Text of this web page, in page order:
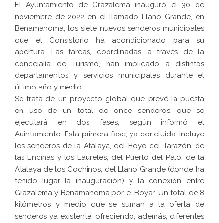
El Ayuntamiento de Grazalema inauguró el 30 de
noviembre de 2022 en el llamado Llano Grande, en
Benamahoma, los siete nuevos senderos municipales
que el Consistorio ha acondicionado para su
apertura. Las tareas, coordinadas a través de la
concejalía de Turismo, han implicado a distintos
departamentos y servicios municipales durante el
último año y medio.
Se trata de un proyecto global que prevé la puesta
en uso de un total de once senderos, que se
ejecutará en dos fases, según informó el
Auintamiento. Esta primera fase, ya concluida, incluye
los senderos de la Atalaya, del Hoyo del Tarazón, de
las Encinas y los Laureles, del Puerto del Palo, de la
Atalaya de los Cochinos, del Llano Grande (donde ha
tenido lugar la inauguración) y la conexión entre
Grazalema y Benamahoma por el Boyar. Un total de 8
kilómetros y medio que se suman a la oferta de
senderos ya existente, ofreciendo, además, diferentes